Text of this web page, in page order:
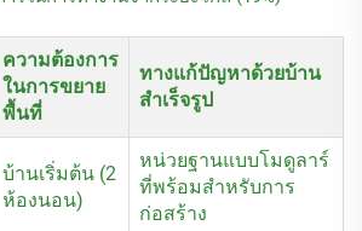
ความต้องการ
ในการขยาย
พื้นที่
ทางแก้ปัญหาด้วยบ้าน
สำเร็จรูป
บ้านเริ่มต้น (2
ห้องนอน)
หน่วยฐานแบบโมดูลาร์
ที่พร้อมสำหรับการ
ก่อสร้าง